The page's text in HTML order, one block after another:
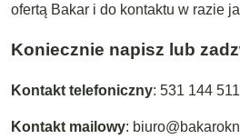
ofertą Bakar i do kontaktu w razie
Koniecznie napisz lub
Kontakt telefoniczny: 531 144 511
Kontakt mailowy: